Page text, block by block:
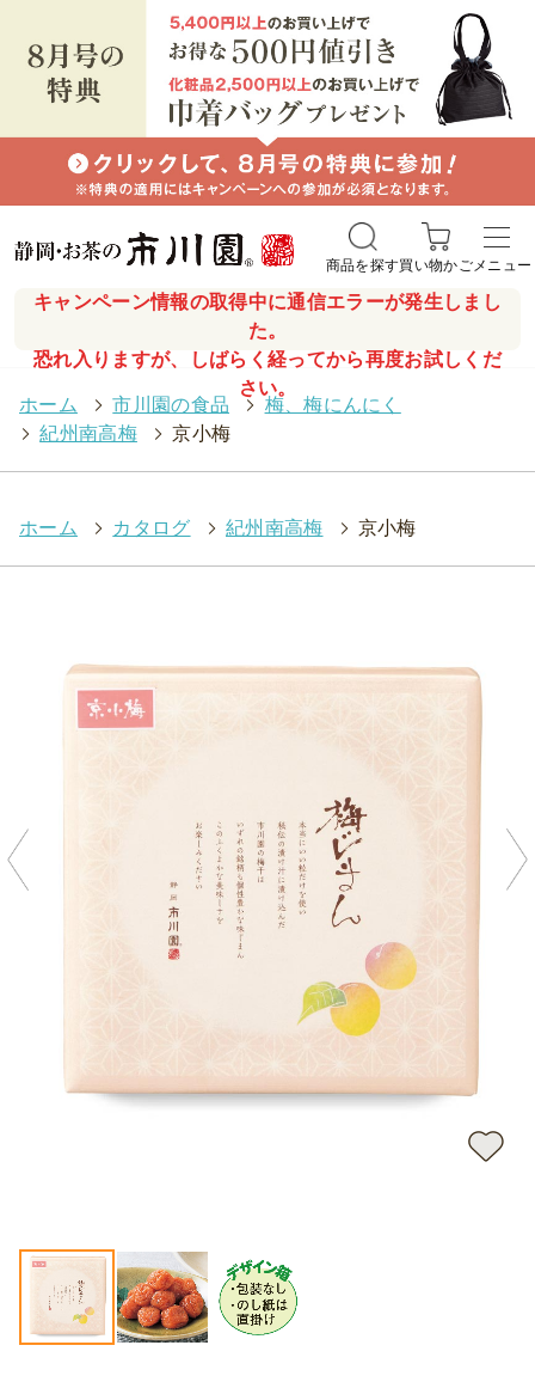
キャンペーン情報の取得中に通信エラーが発生しまし
た。
恐れ入りますが、しばらく経ってから再度お試しくだ
さい。
商品を探す買い物かごメニュー
ホーム > 市川園の食品 > 梅、梅にんにく
> 紀州南高梅 > 京小梅
ホーム > カタログ > 紀州南高梅 > 京小梅